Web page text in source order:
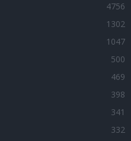
4756
1302
1047
500
469
398
341
332